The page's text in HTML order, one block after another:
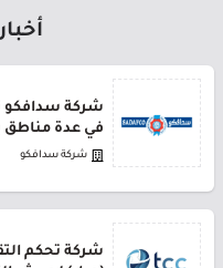
شركة سدافكو
في عدة مناطق
شركة سدافكو
شركة تحكم